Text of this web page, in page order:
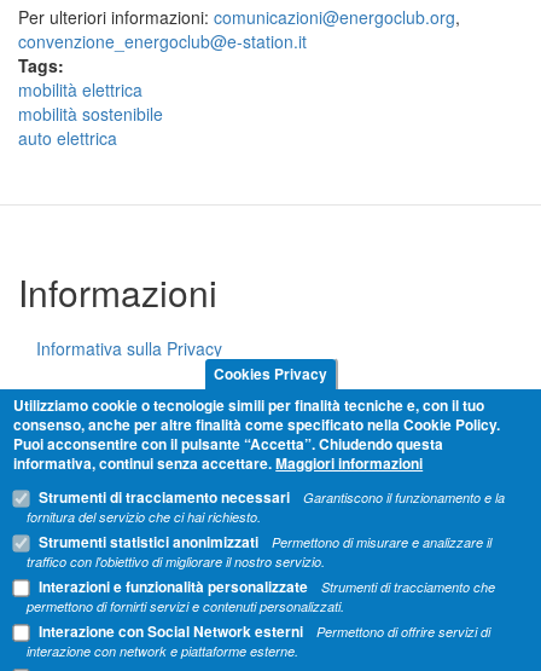
Per ulteriori informazioni: comunicazioni@energoclub.org,
convenzione_energoclub@e-station.it
Tags:
mobilità elettrica
mobilità sostenibile
auto elettrica
Informazioni
Informativa sulla Privacy
Cookie Policy
Termini e condizioni
Condividi
Cookies Privacy
Utilizziamo cookie o tecnologie simili per finalità tecniche e, con il tuo
consenso, anche per altre finalità come specificato nella Cookie Policy.
Puoi acconsentire con il pulsante “Accetta”. Chiudendo questa
informativa, continui senza accettare.Maggiori informazioni
Strumenti di tracciamento necessari
Garantiscono il funzionamento e la
fornitura del servizio che ci hai richiesto.
Strumenti statistici anonimizzati
Permettono di misurare e analizzare il
traffico con l'obiettivo di migliorare il nostro servizio.
Interazioni e funzionalità personalizzate
Strumenti di tracciamento che
permettono di fornirti servizi e contenuti personalizzati.
Interazione con Social Network esterni
Permettono di offrire servizi di
interazione con network e piattaforme esterne.